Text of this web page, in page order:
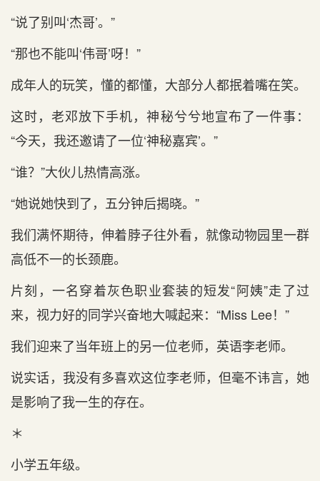
“说了别叫‘杰哥’。”
“那也不能叫‘伟哥’呀！”
成年人的玩笑，懂的都懂，大部分人都抿着嘴在笑。
这时，老邓放下手机，神秘兮兮地宣布了一件事：
“今天，我还邀请了一位‘神秘嘉宾’。”
“谁？”大伙儿热情高涨。
“她说她快到了，五分钟后揭晓。”
我们满怀期待，伸着脖子往外看，就像动物园里一群
高低不一的长颈鹿。
片刻，一名穿着灰色职业套装的短发“阿姨”走了过
来，视力好的同学兴奋地大喊起来：“Miss Lee！”
我们迎来了当年班上的另一位老师，英语李老师。
说实话，我没有多喜欢这位李老师，但毫不讳言，她
是影响了我一生的存在。
＊
小学五年级。